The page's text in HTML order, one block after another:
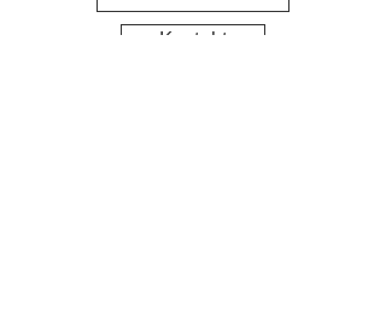
Kontakt